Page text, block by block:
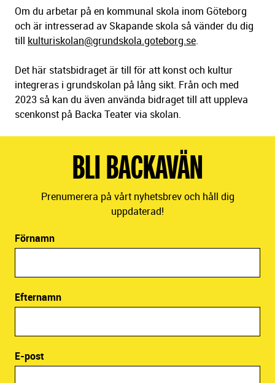
Om du arbetar på en kommunal skola inom Göteborg
och är intresserad av Skapande skola så vänder du dig
till kulturiskolan@grundskola.goteborg.se.
Det här statsbidraget är till för att konst och kultur
integreras i grundskolan på lång sikt. Från och med
2023 så kan du även använda bidraget till att uppleva
scenkonst på Backa Teater via skolan.
BLI BACKAVÄN
Prenumerera på vårt nyhetsbrev och håll dig
uppdaterad!
Förnamn
Efternamn
E-post